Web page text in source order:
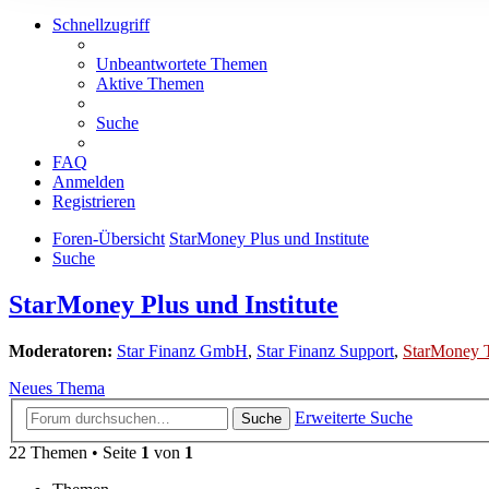
Schnellzugriff
Unbeantwortete Themen
Aktive Themen
Suche
FAQ
Anmelden
Registrieren
Foren-Übersicht StarMoney Plus und Institute
Suche
StarMoney Plus und Institute
Moderatoren: Star Finanz GmbH, Star Finanz Support, StarMoney
Neues Thema
Suche
Erweiterte Suche
22 Themen • Seite 1 von 1